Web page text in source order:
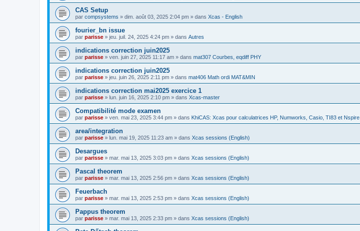
CAS Setup
par compsystems » dim. août 03, 2025 2:04 pm » dans Xcas - English
fourier_bn issue
par parisse » jeu. juil. 24, 2025 4:24 pm » dans Autres
indications correction juin2025
par parisse » ven. juin 27, 2025 11:17 am » dans mat307 Courbes, eqdiff PHY
indications correction juin2025
par parisse » jeu. juin 26, 2025 2:11 pm » dans mat406 Math ordi MAT&MIN
indications correction mai2025 exercice 1
par parisse » lun. juin 16, 2025 2:10 pm » dans Xcas-master
Compatibilité mode examen
par parisse » ven. mai 23, 2025 3:44 pm » dans KhiCAS: Xcas pour calculatrices HP, Numworks, Casio, TI83 et Nspire
area/integration
par parisse » lun. mai 19, 2025 11:23 am » dans Xcas sessions (English)
Desargues
par parisse » mar. mai 13, 2025 3:03 pm » dans Xcas sessions (English)
Pascal theorem
par parisse » mar. mai 13, 2025 2:56 pm » dans Xcas sessions (English)
Feuerbach
par parisse » mar. mai 13, 2025 2:53 pm » dans Xcas sessions (English)
Pappus theorem
par parisse » mar. mai 13, 2025 2:33 pm » dans Xcas sessions (English)